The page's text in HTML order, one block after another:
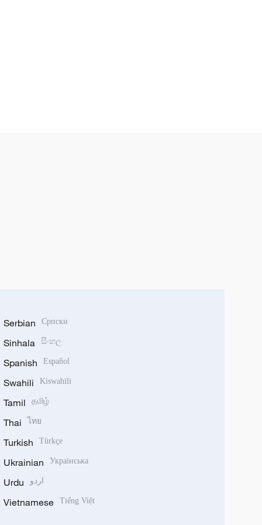
Serbian Српски
Sinhala සිංහල
Spanish Español
Swahili Kiswahili
Tamil தமிழ்
Thai ไทย
Turkish Türkçe
Ukrainian Українська
Urdu اردو
Vietnamese Tiếng Việt